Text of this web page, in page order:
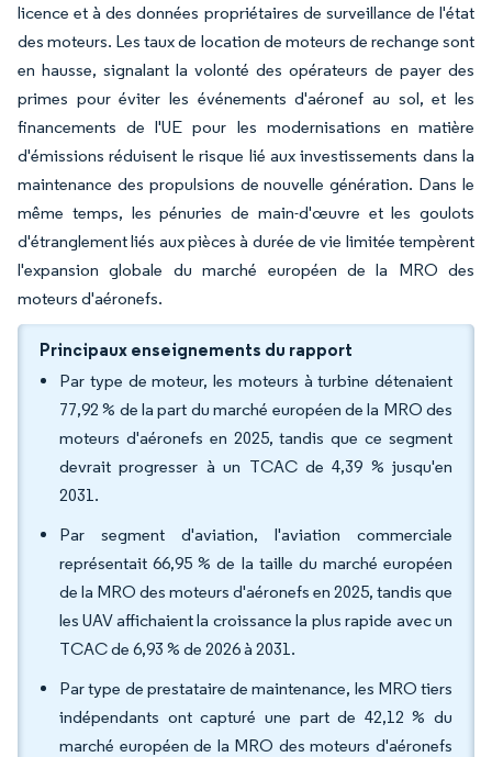
licence et à des données propriétaires de surveillance de l'état
des moteurs. Les taux de location de moteurs de rechange sont
en hausse, signalant la volonté des opérateurs de payer des
primes pour éviter les événements d'aéronef au sol, et les
financements de l'UE pour les modernisations en matière
d'émissions réduisent le risque lié aux investissements dans la
maintenance des propulsions de nouvelle génération. Dans le
même temps, les pénuries de main-d'œuvre et les goulots
d'étranglement liés aux pièces à durée de vie limitée tempèrent
l'expansion globale du marché européen de la MRO des
moteurs d'aéronefs.
Principaux enseignements du rapport
Par type de moteur, les moteurs à turbine détenaient
77,92 % de la part du marché européen de la MRO des
moteurs d'aéronefs en 2025, tandis que ce segment
devrait progresser à un TCAC de 4,39 % jusqu'en
2031.
Par segment d'aviation, l'aviation commerciale
représentait 66,95 % de la taille du marché européen
de la MRO des moteurs d'aéronefs en 2025, tandis que
les UAV affichaient la croissance la plus rapide avec un
TCAC de 6,93 % de 2026 à 2031.
Par type de prestataire de maintenance, les MRO tiers
indépendants ont capturé une part de 42,12 % du
marché européen de la MRO des moteurs d'aéronefs